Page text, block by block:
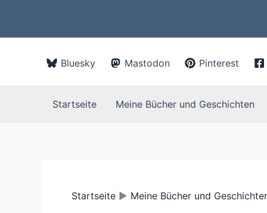
springen
Bluesky Mastodon Pinterest
Startseite Meine Bücher und Geschichten
Startseite Meine Bücher und